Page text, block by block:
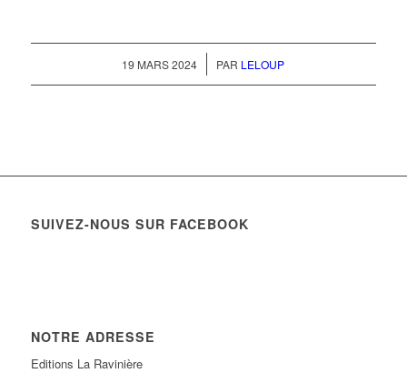
19 MARS 2024
/ PAR LELOUP
SUIVEZ-NOUS SUR FACEBOOK
NOTRE ADRESSE
Editions La Ravinière